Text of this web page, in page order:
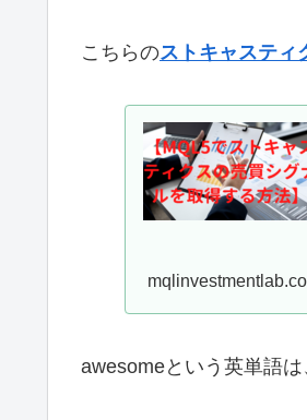
こちらのストキャスティ
awesomeという英単語